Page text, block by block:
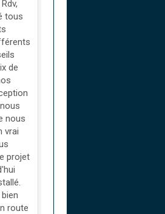
tous
de
nous
vrai
projet
route